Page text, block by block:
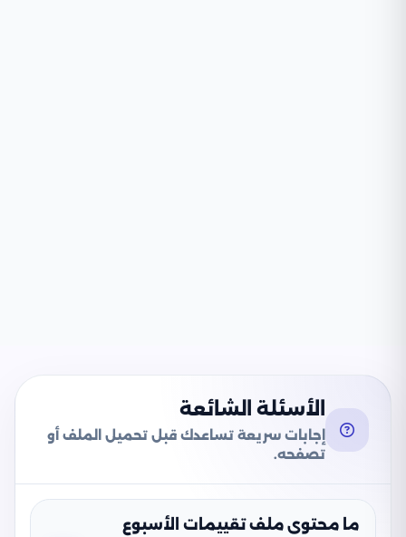
الأسئلة الشائعة
إجابات سريعة تساعدك قبل تحميل الملف أو
تصفحه.
ما محتوى ملف تقييمات الأسبوع